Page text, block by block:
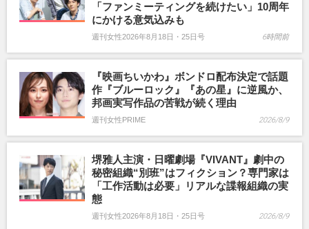
「ファンミーティングを続けたい」10周年
にかける意気込みも
週刊女性2026年8月18日・25日号 6時間前
『映画ちいかわ』ボンドロ配布決定で話題
作『ブルーロック』『あの星』に逆風か、
邦画実写作品の苦戦が続く理由
週刊女性PRIME 2026/8/9
堺雅人主演・日曜劇場『VIVANT』劇中の
秘密組織“別班”はフィクション？専門家は
「工作活動は必要」リアルな諜報組織の実
態
週刊女性2026年8月18日・25日号 2026/8/9